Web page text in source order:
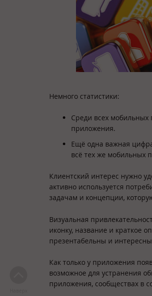
Немного статистики:
Среди всех
приложения.
Ещё одна важная
всё тех же мобильных
Клиентский интерес нужно
активно используется
задачам и концепции,
Визуальная
иконку, название и краткое
презентабельны и
Как только у приложения
возможное для устранения
приложения, сообществах в